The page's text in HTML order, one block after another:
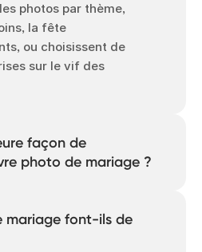
photos par thème,
la fête
ou choisissent de
sur le vif des
façon de
photo de mariage ?
livre photo de
que votre histoire
mariage font-ils de